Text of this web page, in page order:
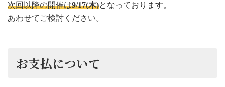
次回以降の開催は9/17(木)となっております。
あわせてご検討ください。
お支払について